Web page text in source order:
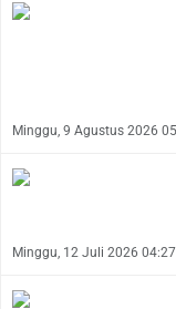
Minggu, 9 Agustus 2026
Minggu, 12 Juli 2026 04:27